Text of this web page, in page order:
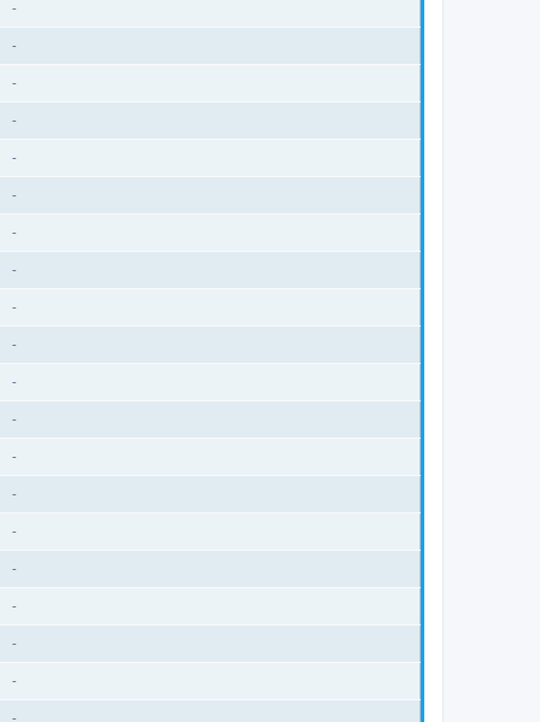
-
-
-
-
-
-
-
-
-
-
-
-
-
-
-
-
-
-
-
-